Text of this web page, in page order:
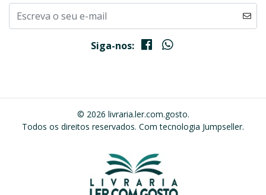
Siga-nos:
© 2026 livraria.ler.com.gosto.
Todos os direitos reservados. Com tecnologia Jumpseller.